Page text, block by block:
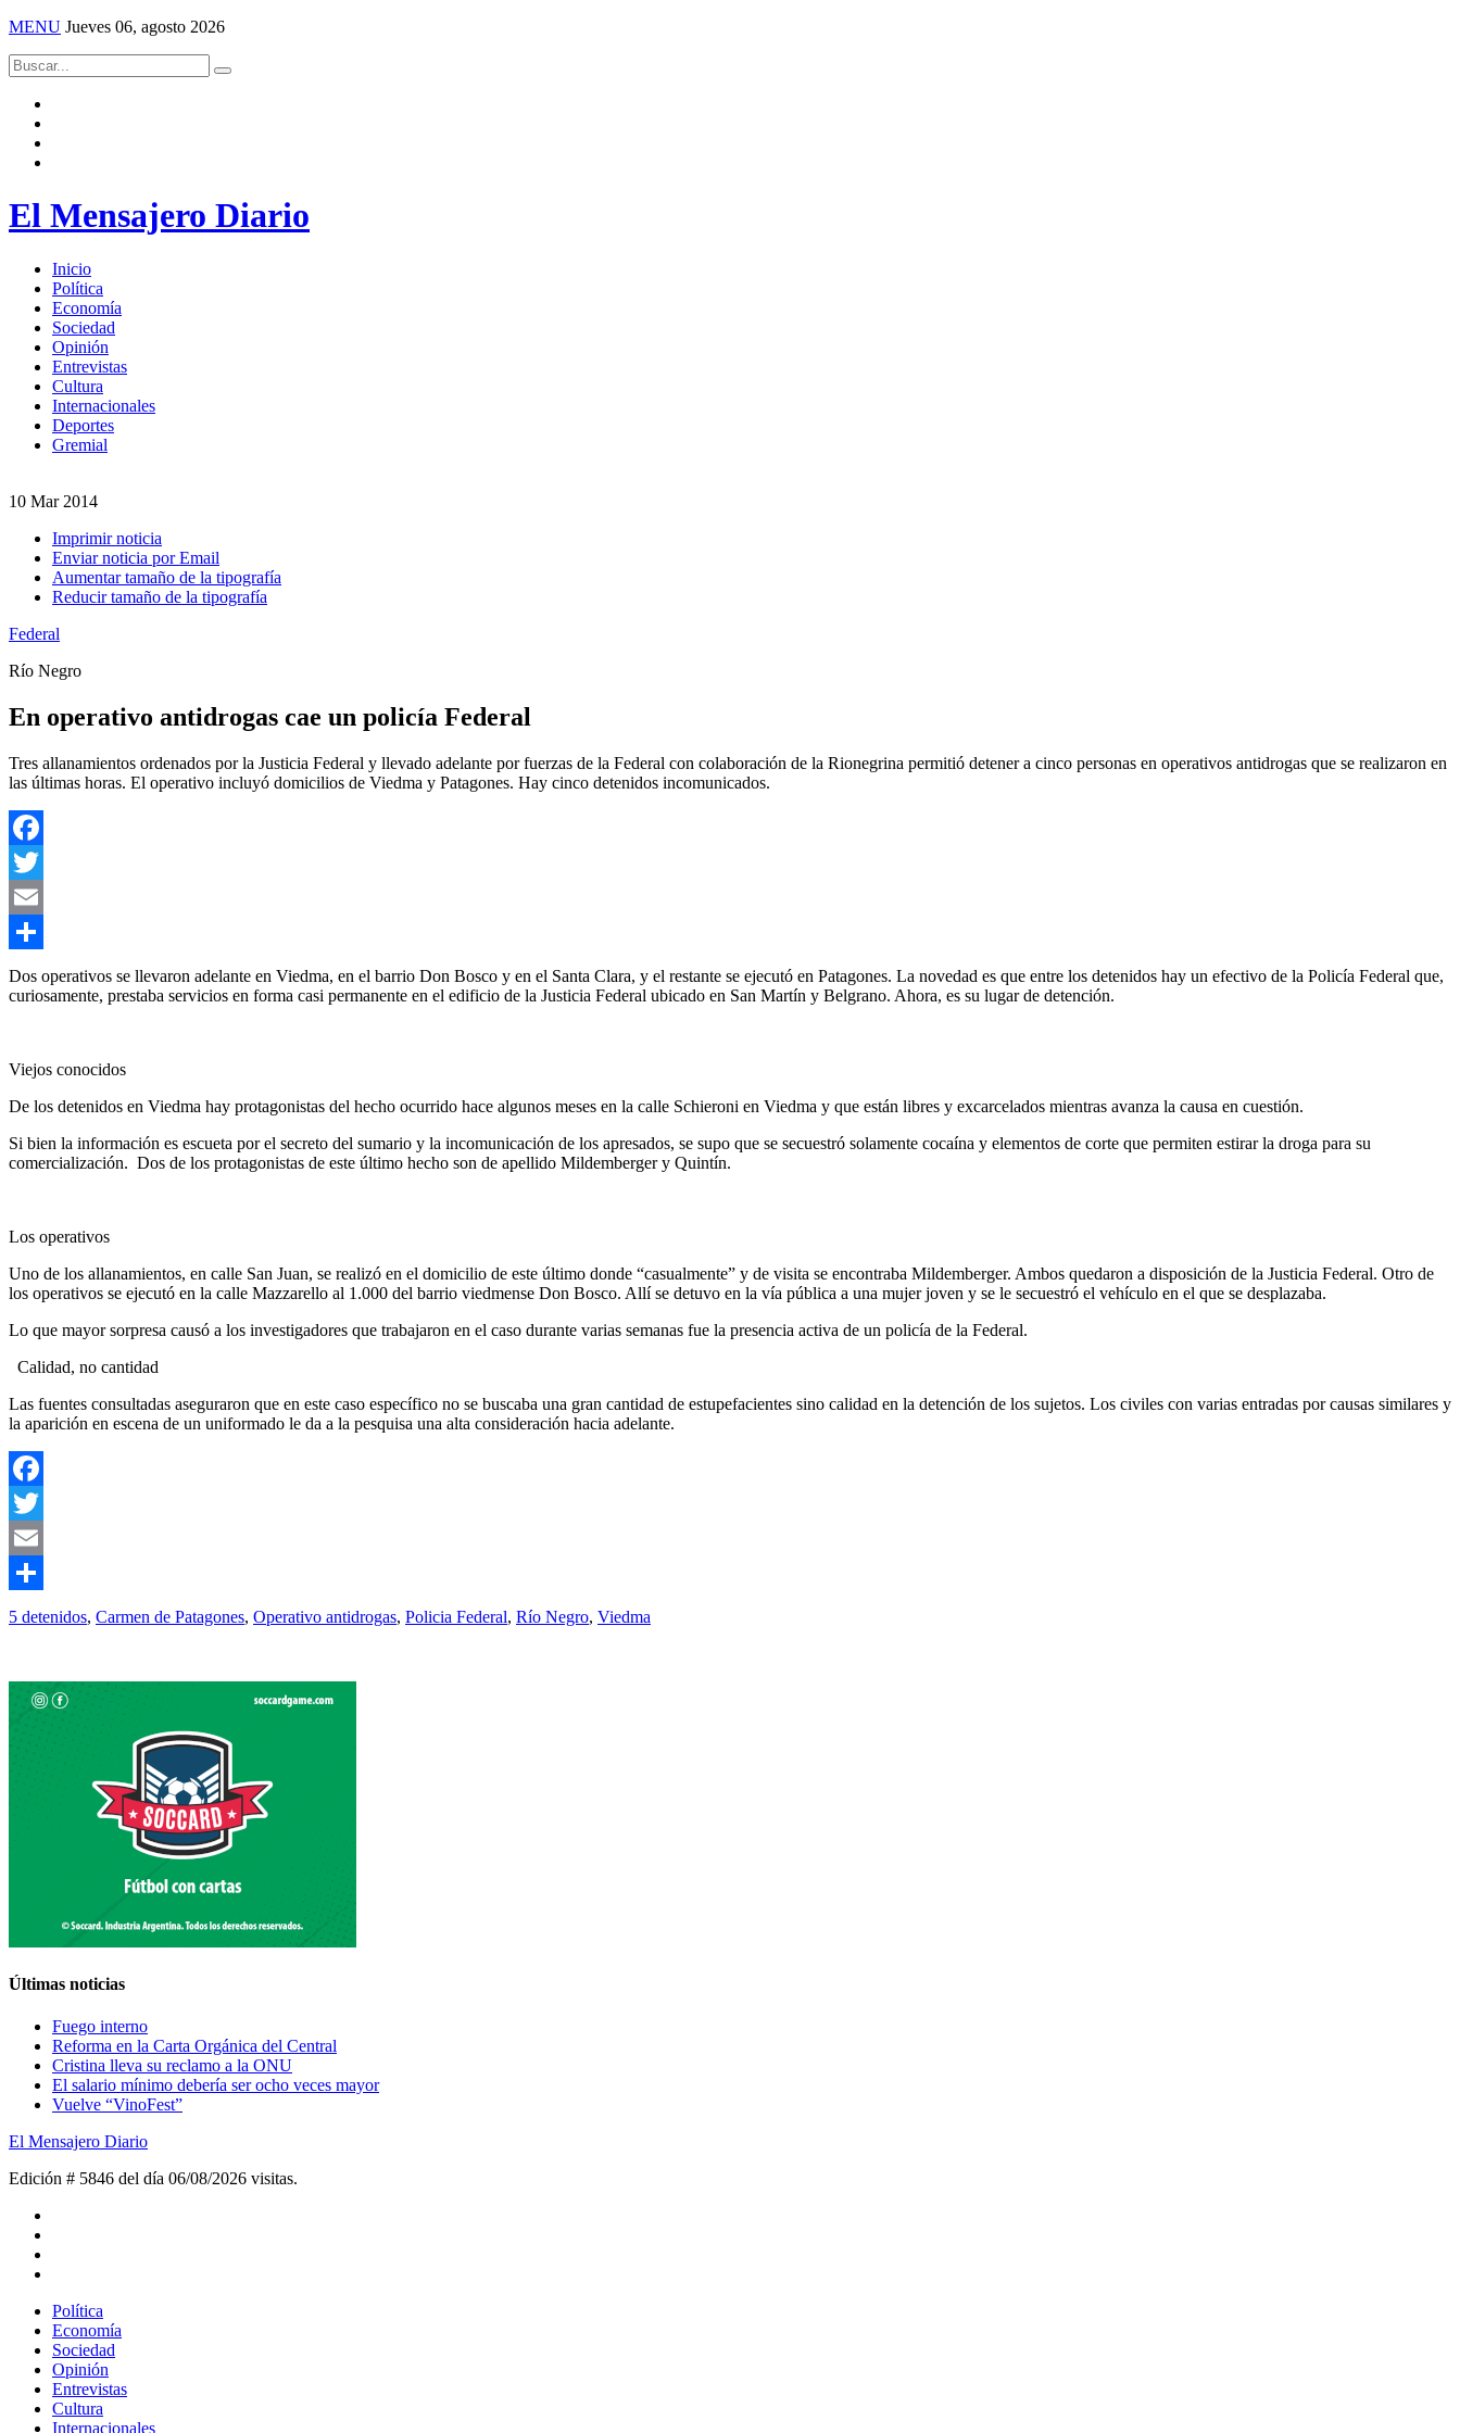
MENU Jueves 06, agosto 2026
El Mensajero Diario
Inicio
Política
Economía
Sociedad
Opinión
Entrevistas
Cultura
Internacionales
Deportes
Gremial
10 Mar 2014
Imprimir noticia
Enviar noticia por Email
Aumentar tamaño de la tipografía
Reducir tamaño de la tipografía
Federal
Río Negro
En operativo antidrogas cae un policía Federal
Tres allanamientos ordenados por la Justicia Federal y llevado adelante por fuerzas de la Federal con colaboración de la Rionegrina permitió detener a cinco personas en operativos antidrogas que se realizaron en
las últimas horas. El operativo incluyó domicilios de Viedma y Patagones. Hay cinco detenidos incomunicados.
Facebook
Twitter
Email
Compartir
Dos operativos se llevaron adelante en Viedma, en el barrio Don Bosco y en el Santa Clara, y el restante se ejecutó en Patagones. La novedad es que entre los detenidos hay un efectivo de la Policía Federal que,
curiosamente, prestaba servicios en forma casi permanente en el edificio de la Justicia Federal ubicado en San Martín y Belgrano. Ahora, es su lugar de detención.
Viejos conocidos
De los detenidos en Viedma hay protagonistas del hecho ocurrido hace algunos meses en la calle Schieroni en Viedma y que están libres y excarcelados mientras avanza la causa en cuestión.
Si bien la información es escueta por el secreto del sumario y la incomunicación de los apresados, se supo que se secuestró solamente cocaína y elementos de corte que permiten estirar la droga para su
comercialización. Dos de los protagonistas de este último hecho son de apellido Mildemberger y Quintín.
Los operativos
Uno de los allanamientos, en calle San Juan, se realizó en el domicilio de este último donde “casualmente” y de visita se encontraba Mildemberger. Ambos quedaron a disposición de la Justicia Federal. Otro de
los operativos se ejecutó en la calle Mazzarello al 1.000 del barrio viedmense Don Bosco. Allí se detuvo en la vía pública a una mujer joven y se le secuestró el vehículo en el que se desplazaba.
Lo que mayor sorpresa causó a los investigadores que trabajaron en el caso durante varias semanas fue la presencia activa de un policía de la Federal.
Calidad, no cantidad
Las fuentes consultadas aseguraron que en este caso específico no se buscaba una gran cantidad de estupefacientes sino calidad en la detención de los sujetos. Los civiles con varias entradas por causas similares y
la aparición en escena de un uniformado le da a la pesquisa una alta consideración hacia adelante.
Facebook
Twitter
Email
Compartir
5 detenidos, Carmen de Patagones, Operativo antidrogas, Policia Federal, Río Negro, Viedma
Últimas noticias
Fuego interno
Reforma en la Carta Orgánica del Central
Cristina lleva su reclamo a la ONU
El salario mínimo debería ser ocho veces mayor
Vuelve “VinoFest”
El Mensajero Diario
Edición # 5846 del día 06/08/2026 visitas.
Política
Economía
Sociedad
Opinión
Entrevistas
Cultura
Internacionales